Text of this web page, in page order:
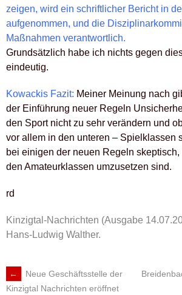
zeigen, wird ein schriftlicher Bericht in
aufgenommen, und die
Maßnahmen verantwortlich.
Grundsätzlich habe ich nichts gegen
eindeutig.
Kowackis Fazit: Meiner Meinung nach
der Einführung neuer Regeln
den Sport nicht zu sehr verändern und
vor allem in den unteren – Spielklassen
bei einigen der neuen Regeln
den Amateurklassen umzusetzen sind.
rd
Kinzigtal-Nachrichten (Ausgabe
Hans-Ludwig Walther.
ARTIKEL-
←
Neue Geschäftsstelle der
Kinzigtal Nachrichten eröffnet